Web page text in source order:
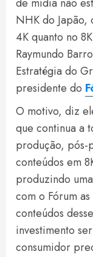
NHK do
4K quanto no
Raymundo
Estratégia do
presidente do
O motivo, diz
que continua a
produção,
conteúdos em
produzindo
com o Fórum
conteúdos
investimento
consumidor